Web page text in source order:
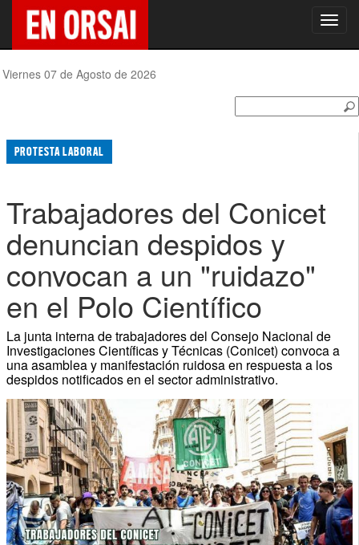
Viernes 07 de Agosto de 2026
PROTESTA LABORAL
Trabajadores del Conicet
denuncian despidos y
convocan a un "ruidazo"
en el Polo Científico
La junta interna de trabajadores del Consejo Nacional de
Investigaciones Científicas y Técnicas (Conicet) convoca a
una asamblea y manifestación ruidosa en respuesta a los
despidos notificados en el sector administrativo.